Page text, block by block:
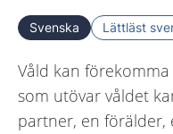
Svenska Lättläst
Våld kan
som utövar våldet
partner, en förälder,